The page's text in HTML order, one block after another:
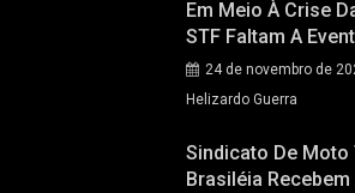
Em Meio À Crise
STF Faltam A
24 de novembro de
Helizardo Guerra
Sindicato De Moto
Brasiléia